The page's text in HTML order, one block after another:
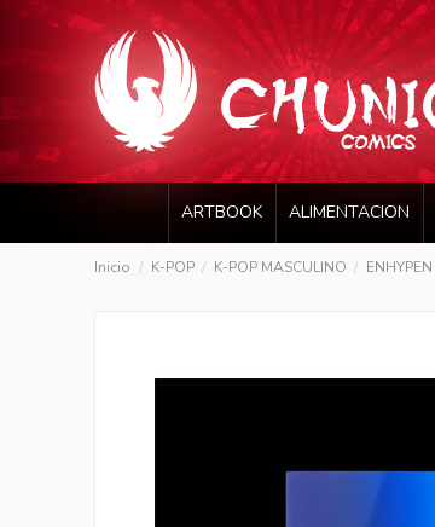
ARTBOOK ALIMENTACION
Inicio K-POP K-POP MASCULINO ENHYPEN